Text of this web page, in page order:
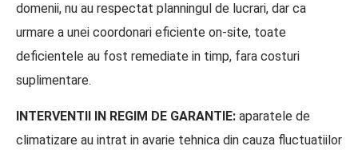
domenii, nu au respectat planningul de lucrari, dar ca
urmare a unei coordonari eficiente on-site, toate
deficientele au fost remediate in timp, fara costuri
suplimentare.
INTERVENTII IN REGIM DE GARANTIE: aparatele de
climatizare au intrat in avarie tehnica din cauza fluctuatiilor